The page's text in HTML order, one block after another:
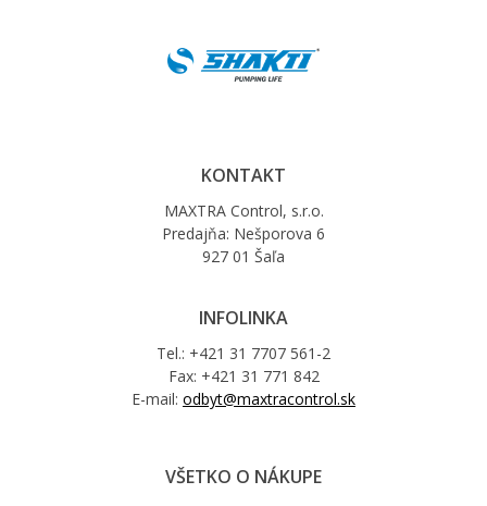
KONTAKT
MAXTRA Control, s.r.o.
Predajňa: Nešporova 6
927 01 Šaľa
INFOLINKA
Tel.: +421 31 7707 561-2
Fax: +421 31 771 842
E-mail: odbyt@maxtracontrol.sk
VŠETKO O NÁKUPE